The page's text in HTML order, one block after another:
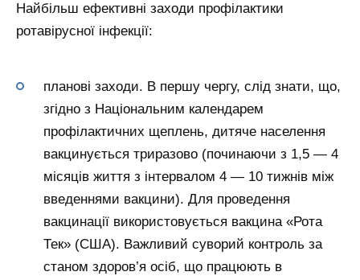
Найбільш ефективні заходи профілактики
ротавірусної інфекції:
планові заходи. В першу чергу, слід знати, що,
згідно з Національним календарем
профілактичних щеплень, дитяче населення
вакцинується триразово (починаючи з 1,5 — 4
місяців життя з інтервалом 4 — 10 тижнів між
введеннями вакцини). Для проведення
вакцинації використовується вакцина «Рота
Тек» (США). Важливий суворий контроль за
станом здоров’я осіб, що працюють в